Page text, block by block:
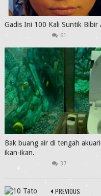
Gadis Ini 100 Kali Suntik Bibir
61
Bak buang air di tengah
ikan-ikan.
37
PREVIOUS